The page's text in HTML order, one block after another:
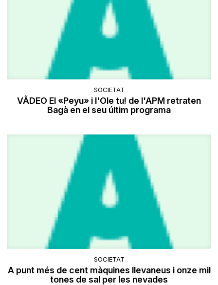
SOCIETAT
VÃDEO El «Peyu» i l'Ole tu! de l'APM retraten
Bagà en el seu últim programa
SOCIETAT
A punt més de cent màquines llevaneus i onze mil
tones de sal per les nevades